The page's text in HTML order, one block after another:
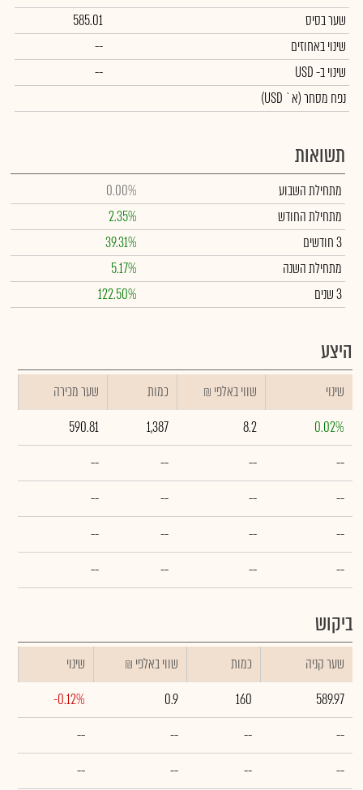
שער בסיס
585.01
שינוי באחוזים
--
שינויב- USD
--
נפח מסחר(א` USD)
תשואות
מתחילת השבוע
0.00%
מתחילת החודש
2.35%
3 חודשים
39.31%
מתחילת השנה
5.17%
3 שנים
122.50%
היצע
שינוי ₪ שווי באלפי כמות
שער מכירה
0.02%
8.2
1,387
590.81
--
--
--
--
--
--
--
--
--
--
--
--
--
--
--
--
ביקוש
שער קניה כמות ₪ שווי באלפי
שינוי
589.97
160
0.9
-0.12%
--
--
--
--
--
--
--
--